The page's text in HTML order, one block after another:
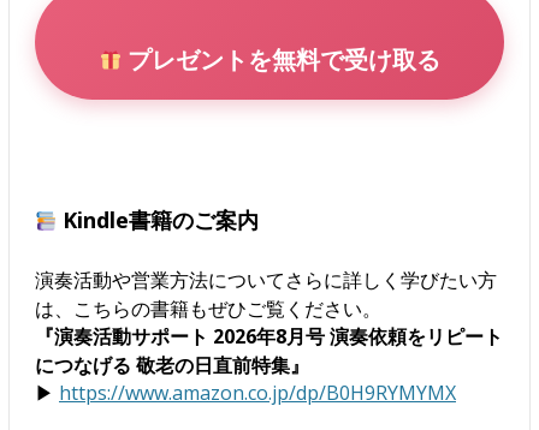
プレゼントを無料で受け取る
Kindle書籍のご案内
演奏活動や営業方法についてさらに詳しく学びたい方
は、こちらの書籍もぜひご覧ください。
『演奏活動サポート 2026年8月号 演奏依頼をリピート
につなげる 敬老の日直前特集』
▶ https://www.amazon.co.jp/dp/B0H9RYMYMX